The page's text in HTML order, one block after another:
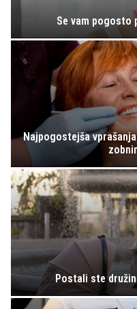
Se vam pogosto
Najpogostejša
Postali ste